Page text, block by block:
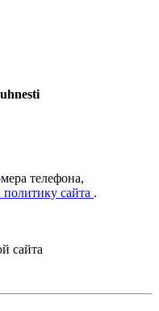
телефона,
сайта .
сайта